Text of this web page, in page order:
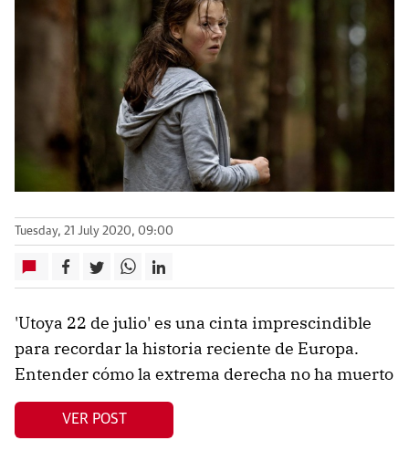
Tuesday, 21 July 2020, 09:00
'Utoya 22 de julio' es una cinta imprescindible
para recordar la historia reciente de Europa.
Entender cómo la extrema derecha no ha muerto
VER POST